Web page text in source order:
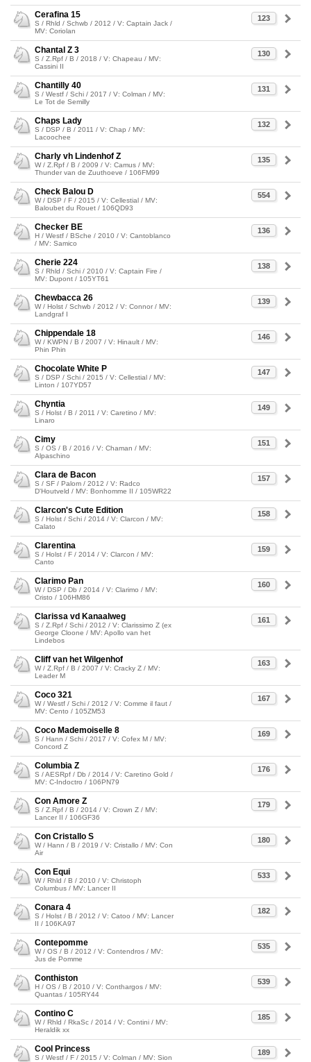
123
Cerafina 15
S / Rhld / Schwb / 2012 / V: Captain Jack /
MV: Coriolan
130
Chantal Z 3
S / Z.Rpf / B / 2018 / V: Chapeau / MV:
Cassini II
131
Chantilly 40
S / Westf / Schi / 2017 / V: Colman / MV:
Le Tot de Semilly
132
Chaps Lady
S / DSP / B / 2011 / V: Chap / MV:
Lacoochee
135
Charly vh Lindenhof Z
W / Z.Rpf / B / 2009 / V: Camus / MV:
Thunder van de Zuuthoeve / 106FM99
554
Check Balou D
W / DSP / F / 2015 / V: Cellestial / MV:
Baloubet du Rouet / 106QD93
136
Checker BE
H / Westf / BSche / 2010 / V: Cantoblanco
/ MV: Samico
138
Cherie 224
S / Rhld / Schi / 2010 / V: Captain Fire /
MV: Dupont / 105YT61
139
Chewbacca 26
W / Holst / Schwb / 2012 / V: Connor / MV:
Landgraf I
146
Chippendale 18
W / KWPN / B / 2007 / V: Hinault / MV:
Phin Phin
147
Chocolate White P
S / DSP / Schi / 2015 / V: Cellestial / MV:
Linton / 107YD57
149
Chyntia
S / Holst / B / 2011 / V: Caretino / MV:
Linaro
151
Cimy
S / OS / B / 2016 / V: Chaman / MV:
Alpaschino
157
Clara de Bacon
S / SF / Palom / 2012 / V: Radco
D'Houtveld / MV: Bonhomme II / 105WR22
158
Clarcon's Cute Edition
S / Holst / Schi / 2014 / V: Clarcon / MV:
Calato
159
Clarentina
S / Holst / F / 2014 / V: Clarcon / MV:
Canto
160
Clarimo Pan
W / DSP / Db / 2014 / V: Clarimo / MV:
Cristo / 106HM86
161
Clarissa vd Kanaalweg
S / Z.Rpf / Schi / 2012 / V: Clarissimo Z (ex
George Cloone / MV: Apollo van het
Lindebos
163
Cliff van het Wilgenhof
W / Z.Rpf / B / 2007 / V: Cracky Z / MV:
Leader M
167
Coco 321
W / Westf / Schi / 2012 / V: Comme il faut /
MV: Cento / 105ZM53
169
Coco Mademoiselle 8
S / Hann / Schi / 2017 / V: Cofex M / MV:
Concord Z
176
Columbia Z
S / AESRpf / Db / 2014 / V: Caretino Gold /
MV: C-Indoctro / 106PN79
179
Con Amore Z
S / Z.Rpf / B / 2014 / V: Crown Z / MV:
Lancer II / 106GF36
180
Con Cristallo S
W / Hann / B / 2019 / V: Cristallo / MV: Con
Air
533
Con Equi
W / Rhld / B / 2010 / V: Christoph
Columbus / MV: Lancer II
182
Conara 4
S / Holst / B / 2012 / V: Catoo / MV: Lancer
II / 106KA97
535
Contepomme
W / OS / B / 2012 / V: Contendros / MV:
Jus de Pomme
539
Conthiston
H / OS / B / 2010 / V: Conthargos / MV:
Quantas / 105RY44
185
Contino C
W / Rhld / RkaSc / 2014 / V: Contini / MV:
Heraldik xx
189
Cool Princess
S / Westf / F / 2015 / V: Colman / MV: Sion